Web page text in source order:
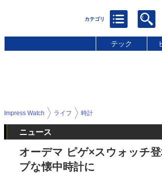
テック
Impress Watch ライフ 時計
ニュース
オーデマ ピゲ×スウォッチ
プな懐中時計に